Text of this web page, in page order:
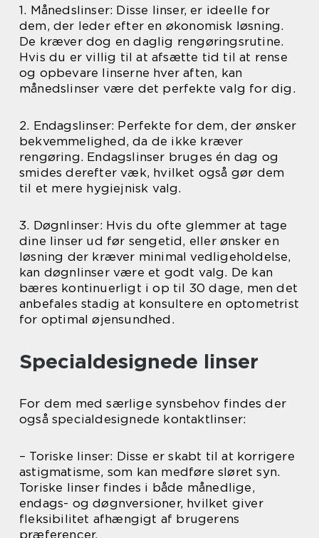
1. Månedslinser: Disse linser, er ideelle for
dem, der leder efter en økonomisk løsning.
De kræver dog en daglig rengøringsrutine.
Hvis du er villig til at afsætte tid til at rense
og opbevare linserne hver aften, kan
månedslinser være det perfekte valg for dig.
2. Endagslinser: Perfekte for dem, der ønsker
bekvemmelighed, da de ikke kræver
rengøring. Endagslinser bruges én dag og
smides derefter væk, hvilket også gør dem
til et mere hygiejnisk valg.
3. Døgnlinser: Hvis du ofte glemmer at tage
dine linser ud før sengetid, eller ønsker en
løsning der kræver minimal vedligeholdelse,
kan døgnlinser være et godt valg. De kan
bæres kontinuerligt i op til 30 dage, men det
anbefales stadig at konsultere en optometrist
for optimal øjensundhed.
Specialdesignede linser
For dem med særlige synsbehov findes der
også specialdesignede kontaktlinser:
– Toriske linser: Disse er skabt til at korrigere
astigmatisme, som kan medføre sløret syn.
Toriske linser findes i både månedlige,
endags- og døgnversioner, hvilket giver
fleksibilitet afhængigt af brugerens
præferencer.